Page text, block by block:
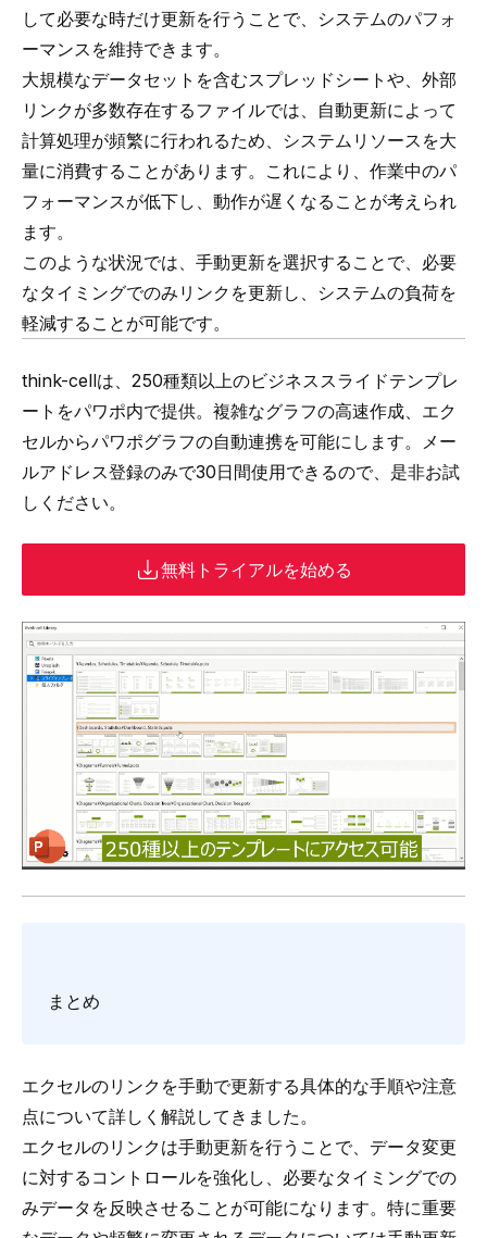
して必要な時だけ更新を行うことで、システムのパフォ
ーマンスを維持できます。
大規模なデータセットを含むスプレッドシートや、外部
リンクが多数存在するファイルでは、自動更新によって
計算処理が頻繁に行われるため、システムリソースを大
量に消費することがあります。これにより、作業中のパ
フォーマンスが低下し、動作が遅くなることが考えられ
ます。
このような状況では、手動更新を選択することで、必要
なタイミングでのみリンクを更新し、システムの負荷を
軽減することが可能です。
think-cellは、 250種類以上のビジネススライドテンプレ
ートをパワポ内で提供。複雑なグラフの高速作成、 エク
セルからパワポグラフの自動連携を可能にします。メー
ルアドレス登録のみで30日間使用できるので、是非お試
しください。
無料トライアルを始める
まとめ
エクセルのリンクを手動で更新する具体的な手順や注意
点について詳しく解説してきました。
エクセルのリンクは手動更新を行うことで、データ変更
に対するコントロールを強化し、必要なタイミングでの
みデータを反映させることが可能になります。特に重要